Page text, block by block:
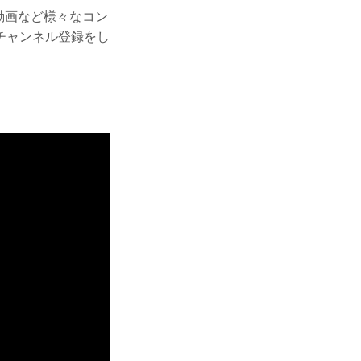
など様々なコン
ャンネル登録をし